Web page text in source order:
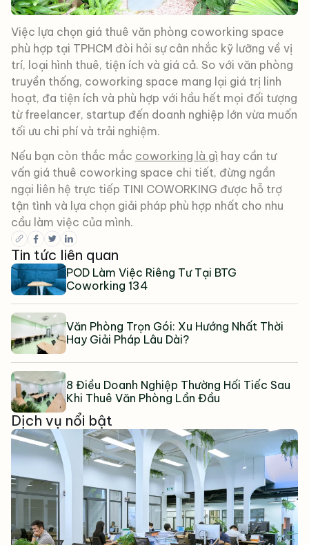
Việc lựa chọn giá thuê văn phòng coworking space
phù hợp tại TPHCM đòi hỏi sự cân nhắc kỹ lưỡng về vị
trí, loại hình thuê, tiện ích và giá cả. So với văn phòng
truyền thống, coworking space mang lại giá trị linh
hoạt, đa tiện ích và phù hợp với hầu hết mọi đối tượng
từ freelancer, startup đến doanh nghiệp lớn vừa muốn
tối ưu chi phí và trải nghiệm.
Nếu bạn còn thắc mắc coworking là gì hay cần tư
vấn giá thuê coworking space chi tiết, đừng ngần
ngại liên hệ trực tiếp TINI COWORKING được hỗ trợ
tận tình và lựa chọn giải pháp phù hợp nhất cho nhu
cầu làm việc của mình.
Tin tức liên quan
POD Làm Việc Riêng Tư Tại BTG
Coworking 134
Văn Phòng Trọn Gói: Xu Hướng Nhất Thời
Hay Giải Pháp Lâu Dài?
8 Điều Doanh Nghiệp Thường Hối Tiếc Sau
Khi Thuê Văn Phòng Lần Đầu
Dịch vụ nổi bật